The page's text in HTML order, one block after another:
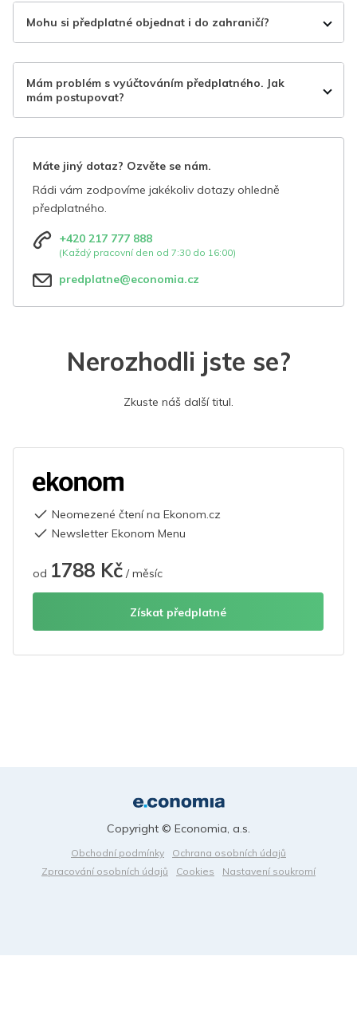
Mohu si předplatné objednat i do zahraničí?
Mám problém s vyúčtováním předplatného. Jak
mám postupovat?
Máte jiný dotaz? Ozvěte se nám.
Rádi vám zodpovíme jakékoliv dotazy ohledně
předplatného.
+420 217 777 888
(Každý pracovní den od 7:30 do 16:00)
predplatne@economia.cz
Nerozhodli jste se?
Zkuste náš další titul.
Neomezené čtení na Ekonom.cz
Newsletter Ekonom Menu
od 1788 Kč / měsíc
Získat předplatné
Obchodní podmínky
Ochrana osobních údajů
Zpracování osobních údajů
Cookies Nastavení soukromí
Copyright © Economia, a.s.